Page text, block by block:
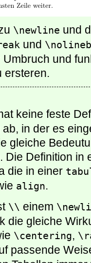
\newline und
und
Umbruch und
ersteren.
keine feste
in der es
gleiche
Die Definition in
die in einer
align.
\\ einem
die gleiche
\centering,
passende